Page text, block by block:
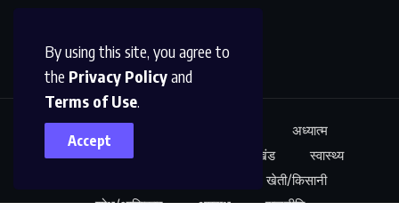
By using this site, you agree to
the Privacy Policyand
Terms of Use.
Accept
ऊधम सिंह नगर
अध्यात्म
कारोबार
अपराध उत्तराखंड
स्वास्थ्य
खेती/किसानी
शोध/आविष्कार
अपराध राजनीति